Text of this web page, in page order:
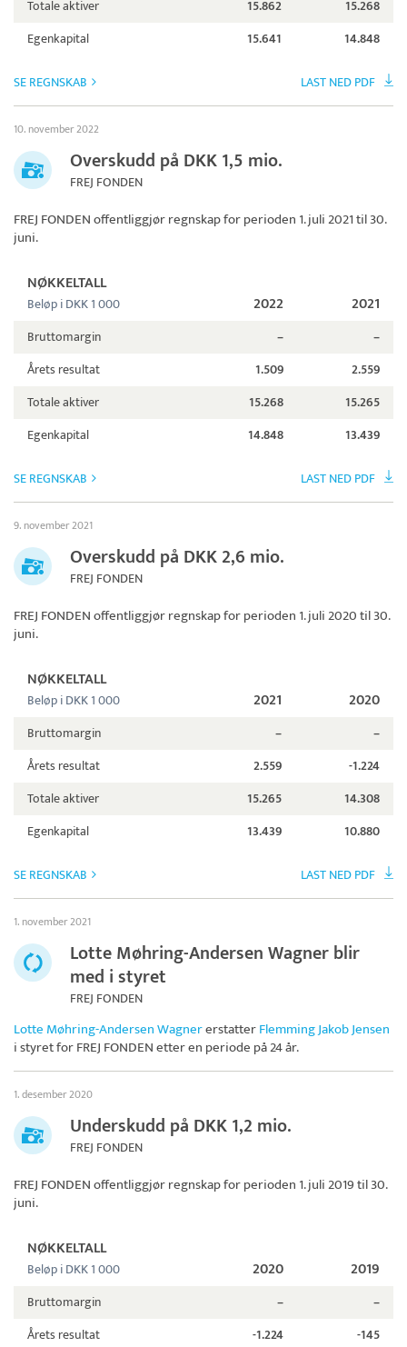
Totale aktiver 15.862
15.268
Egenkapital
15.641 14.848
SE REGNSKAB LAST NED PDF
10. november 2022
Overskudd på DKK 1,5 mio.
FREJ FONDEN
FREJ FONDENoffentliggjør regnskap for perioden 1. juli 2021 til 30.
juni.
NØKKELTALL
Beløp i DKK 1 000 2022 2021
Bruttomargin –
–
Årets resultat
1.509
2.559
Totale aktiver
15.268
15.265
Egenkapital
14.848 13.439
SE REGNSKAB LAST NED PDF
9. november 2021
Overskudd på DKK 2,6 mio.
FREJ FONDEN
FREJ FONDENoffentliggjør regnskap for perioden 1. juli 2020 til 30.
juni.
NØKKELTALL
Beløp i DKK 1 000 2021 2020
Bruttomargin –
–
Årets resultat
2.559
-1.224
Totale aktiver
15.265
14.308
Egenkapital
13.439 10.880
SE REGNSKAB LAST NED PDF
1. november 2021
Lotte Møhring-Andersen Wagner blir
med i styret
FREJ FONDEN
Lotte Møhring-Andersen WagnererstatterFlemming Jakob Jensen
i styret forFREJ FONDENetter en periode på 24 år.
1. desember 2020
Underskudd på DKK 1,2 mio.
FREJ FONDEN
FREJ FONDENoffentliggjør regnskap for perioden 1. juli 2019 til 30.
juni.
NØKKELTALL
Beløp i DKK 1 000 2020 2019
Bruttomargin –
–
Årets resultat
-1.224
-145